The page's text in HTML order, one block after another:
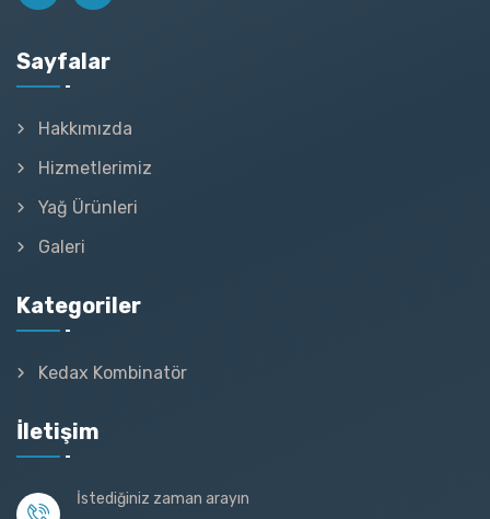
Sayfalar
Hakkımızda
Hizmetlerimiz
Yağ Ürünleri
Galeri
Kategoriler
Kedax Kombinatör
İletişim
İstediğiniz zaman arayın